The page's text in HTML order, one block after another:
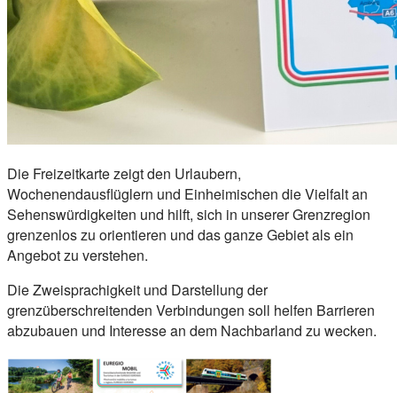
Die Freizeitkarte zeigt den Urlaubern,
Wochenendausflüglern und Einheimischen die Vielfalt an
Sehenswürdigkeiten und hilft, sich in unserer Grenzregion
grenzenlos zu orientieren und das ganze Gebiet als ein
Angebot zu verstehen.
Die Zweisprachigkeit und Darstellung der
grenzüberschreitenden Verbindungen soll helfen Barrieren
abzubauen und Interesse an dem Nachbarland zu wecken.